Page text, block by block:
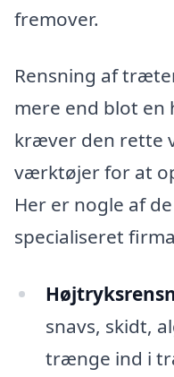
fremover.
Rensning af
mere end blot en
kræver den rette
værktøjer for at
Her er nogle af
specialiseret
snavs, skidt,
trænge ind i